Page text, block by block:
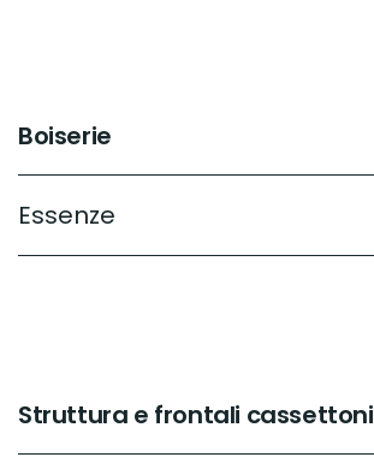
Boiserie
Essenze
Struttura e frontali cassettoni